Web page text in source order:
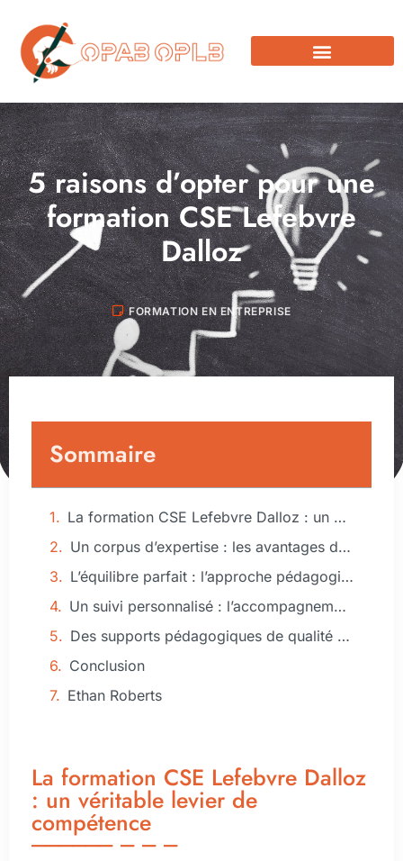
5 raisons d’opter pour une
formation CSE Lefebvre
Dalloz
FORMATION EN ENTREPRISE
Sommaire
La formation CSE Lefebvre Dalloz : un véritable levier de compétence
Un corpus d’expertise : les avantages de la formation CSE Lefebvre Dalloz
L’équilibre parfait : l’approche pédagogique de Lefebvre Dalloz
Un suivi personnalisé : l’accompagnement de Lefebvre Dalloz au-delà de la formation
Des supports pédagogiques de qualité : Les outils de la formation CSE Lefebvre Dalloz
Conclusion
Ethan Roberts
La formation CSE Lefebvre Dalloz
: un véritable levier de
compétence